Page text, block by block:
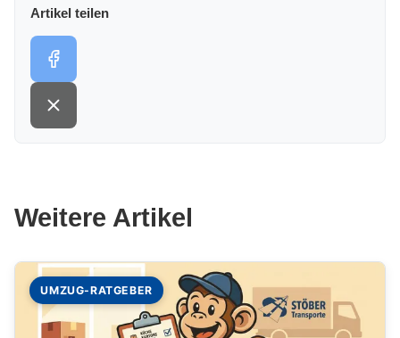
Artikel teilen
Weitere Artikel
UMZUG-RATGEBER